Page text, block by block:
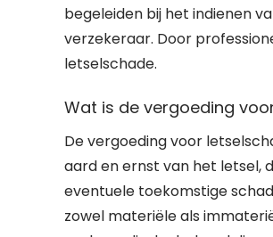
begeleiden bij het indienen
verzekeraar. Door
letselschade.
Wat is de vergoeding
De vergoeding voor
aard en ernst van het letsel,
eventuele toekomstige
zowel materiële als